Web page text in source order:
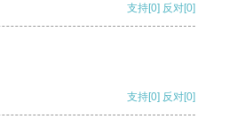
支持[0] 反对[0]
支持[0] 反对[0]